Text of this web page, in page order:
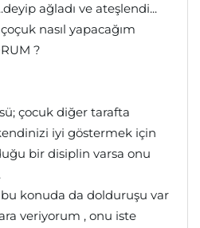
ağladı ve ateşlendi...
nasıl yapacağım
?
çocuk diğer tarafta
iyi göstermek için
bir disiplin varsa onu
bu konuda da dolduruşu var
veriyorum , onu iste